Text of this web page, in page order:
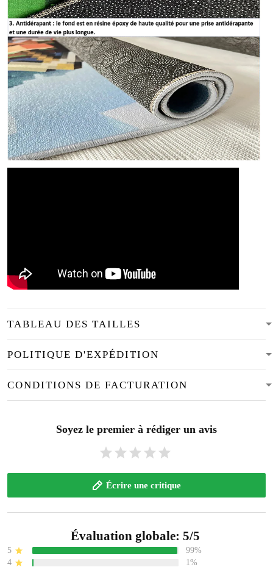
TABLEAU DES TAILLES
POLITIQUE D'EXPÉDITION
CONDITIONS DE FACTURATION
Soyez le premier à rédiger un avis
Écrire une critique
Évaluation globale: 5/5
5
99%
4
1%